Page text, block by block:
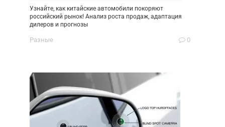
Узнайте, как китайские автомобили покоряют
российский рынок! Анализ роста продаж, адаптация
дилеров и прогнозы
Разные 0